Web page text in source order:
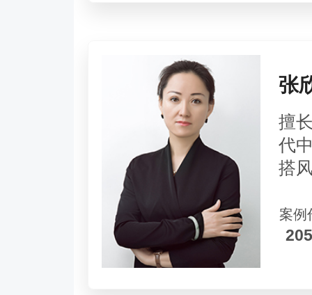
张
擅
代
搭
案例